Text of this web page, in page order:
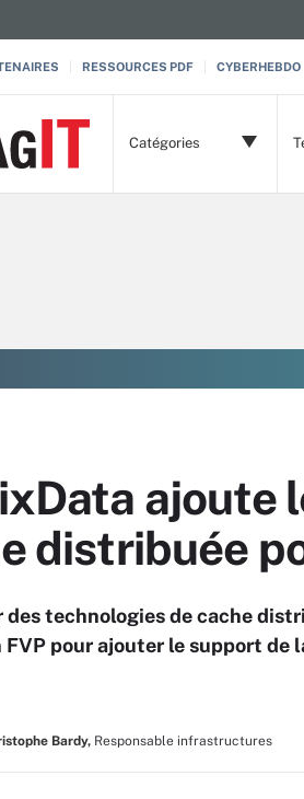
RESSOURCES PDF CYBERHEBDO
Catégories
ajoute
distribuée
des technologies de cache
pour ajouter le support de
Bardy, Responsable infrastructures